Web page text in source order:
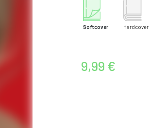
Softcover Hardcover
9,99 €